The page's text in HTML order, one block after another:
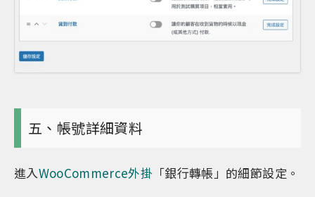
五、帳號詳細資料
進入WooCommerce外掛 「銀行轉帳」的細節設定。